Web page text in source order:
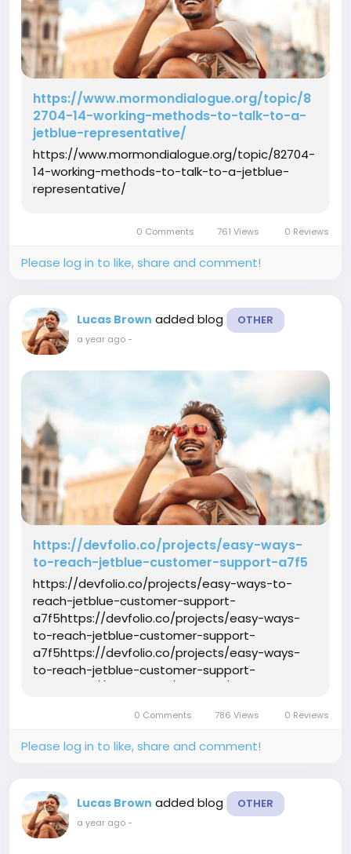
https://www.mormondialogue.org/topic/8
2704-14-working-methods-to-talk-to-a-
jetblue-representative/
https://www.mormondialogue.org/topic/82704-
14-working-methods-to-talk-to-a-jetblue-
representative/
0 Comments 761 Views 0 Reviews
Please log in to like, share and comment!
Lucas Brown added blog OTHER
a year ago-
https://devfolio.co/projects/easy-ways-
to-reach-jetblue-customer-support-a7f5
https://devfolio.co/projects/easy-ways-to-
reach-jetblue-customer-support-
a7f5https://devfolio.co/projects/easy-ways-
to-reach-jetblue-customer-support-
a7f5https://devfolio.co/projects/easy-ways-
to-reach-jetblue-customer-support-
a7f5https://devfolio.co/projects/easy-ways-
to-reach-jetblue-customer-support-
a7f5https://devf...
0 Comments 786 Views 0 Reviews
Please log in to like, share and comment!
Lucas Brown added blog OTHER
a year ago-